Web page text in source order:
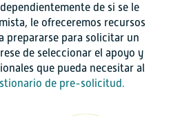
de si se le
le ofreceremos recursos
prepararse para solicitar un
de seleccionar el apoyo y
que pueda necesitar al
de pre-solicitud.